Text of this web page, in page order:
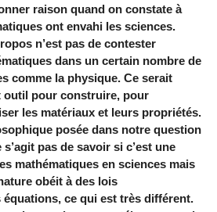
raison quand on constate à
ont envahi les sciences.
n’est pas de contester
dans un certain nombre de
comme la physique. Ce serait
outil pour construire, pour
les matériaux et leurs propriétés.
posée dans notre question
s’agit pas de savoir si c’est une
mathématiques en sciences mais
obéit à des lois
équations, ce qui est très différent.